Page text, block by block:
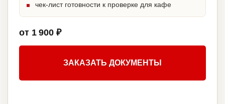
чек-лист готовности к проверке для кафе
от 1 900 ₽
ЗАКАЗАТЬ ДОКУМЕНТЫ